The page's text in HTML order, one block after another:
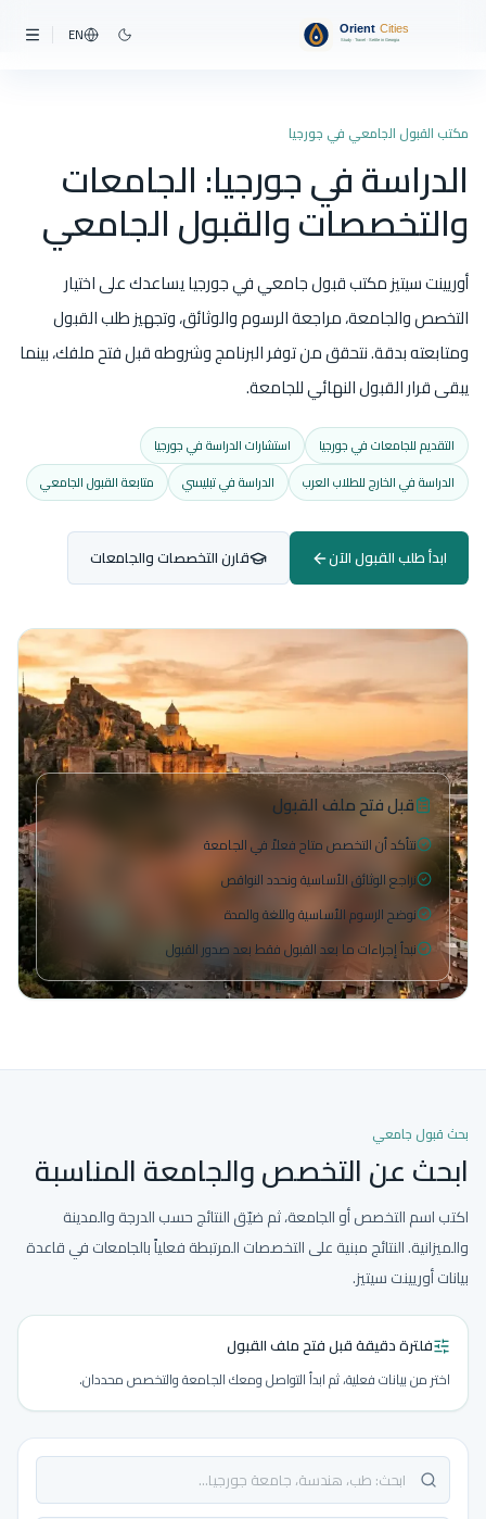
EN
مكتب القبول الجامعي في جورجيا
الدراسة في جورجيا: الجامعات
والتخصصات والقبول الجامعي
أوريينت سيتيز مكتب قبول جامعي في جورجيا يساعدك على اختيار
التخصص والجامعة، مراجعة الرسوم والوثائق، وتجهيز طلب القبول
ومتابعته بدقة. نتحقق من توفر البرنامج وشروطه قبل فتح ملفك، بينما
يبقى قرار القبول النهائي للجامعة.
التقديم للجامعات في جورجيا
استشارات الدراسة في جورجيا
الدراسة في الخارج للطلاب العرب
الدراسة في تبليسي متابعة القبول الجامعي
ابدأ طلب القبول الآن قارن التخصصات والجامعات
قبل فتح ملف القبول
نتأكد أن التخصص متاح فعلاً في الجامعة
نراجع الوثائق الأساسية ونحدد النواقص
نوضح الرسوم الأساسية واللغة والمدة
نبدأ إجراءات ما بعد القبول فقط بعد صدور القبول
بحث قبول جامعي
ابحث عن التخصص والجامعة المناسبة
اكتب اسم التخصص أو الجامعة، ثم ضيّق النتائج حسب الدرجة والمدينة
والميزانية. النتائج مبنية على التخصصات المرتبطة فعلياً بالجامعات في قاعدة
بيانات أوريينت سيتيز.
فلترة دقيقة قبل فتح ملف القبول
اختر من بيانات فعلية، ثم ابدأ التواصل ومعك الجامعة والتخصص محددان.